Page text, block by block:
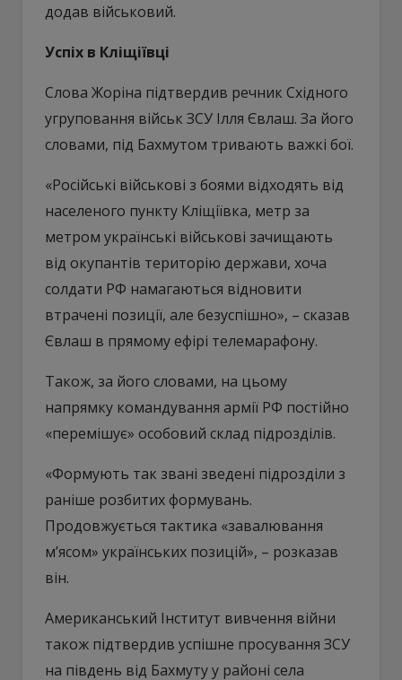
додав військовий.
Успіх в Кліщіївці
Слова Жоріна підтвердив речник Східного
угруповання військ ЗСУ Ілля Євлаш. За його
словами, під Бахмутом тривають важкі бої.
«Російські військові з боями відходять від
населеного пункту Кліщіївка, метр за
метром українські військові зачищають
від окупантів територію держави, хоча
солдати РФ намагаються відновити
втрачені позиції, але безуспішно», – сказав
Євлаш в прямому ефірі телемарафону.
Також, за його словами, на цьому
напрямку командування армії РФ постійно
«перемішує» особовий склад підрозділів.
«Формують так звані зведені підрозділи з
раніше розбитих формувань.
Продовжується тактика «завалювання
м’ясом» українських позицій», – розказав
він.
Американський Інститут вивчення війни
також підтвердив успішне просування ЗСУ
на південь від Бахмуту у районі села